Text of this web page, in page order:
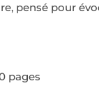
pensé pour
pages